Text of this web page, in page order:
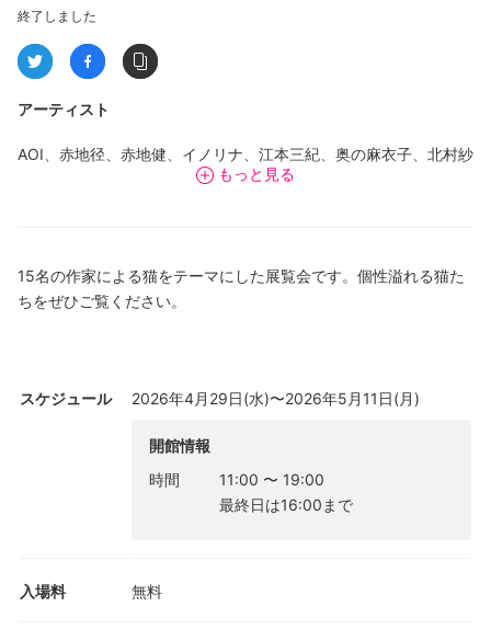
終了しました
アーティスト
AOI、赤地径、赤地健、イノリナ、江本三紀、奥の麻衣子、北村紗
希、関由美、田辺京子、戸出雅彦、中村多喜美、長嶋貴子、宮嶋
もっと見る
15名の作家による猫をテーマにした展覧会です。個性溢れる猫た
ちをぜひご覧ください。
スケジュール 2026年4月29日(水)〜2026年5月11日(月)
開館情報
時間
11:00 〜 19:00
最終日は16:00まで
入場料 無料